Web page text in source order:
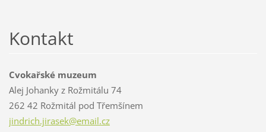
Kontakt
Cvokařské muzeum
Alej Johanky z Rožmitálu 74
262 42 Rožmitál pod Třemšínem
jindrich.jirasek@email.cz